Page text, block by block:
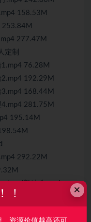
158.53M
253.84M
277.47M
定制
76.28M
192.29M
168.44M
281.75M
195.14M
292.22M
新特性.mp4
×
！